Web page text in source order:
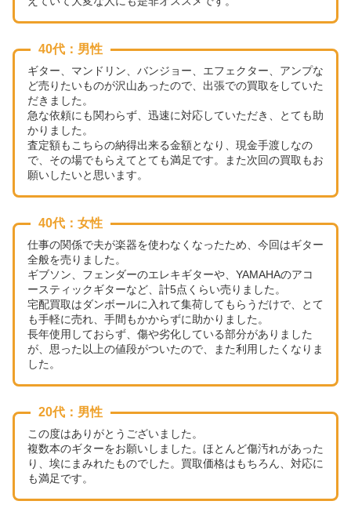
口コミ高評価！
お喜びの声、多数届いていま
す！
30代：男性
今回はアコギ２本、エレキ２本の買い取りで利用させていた
だきました。
他社の査定だと値段すら付けてもらえない商品もありました
が、納得出来る額になりました。
まとめて売れるので、引っ越しで様々な業者に買い取りを考
40代：男性
ギター、マンドリン、バンジョー、エフェクター、アンプな
ど売りたいものが沢山あったので、出張での買取をしていた
だきました。
急な依頼にも関わらず、迅速に対応していただき、とても助
かりました。
査定額もこちらの納得出来る金額となり、現金手渡しなの
で、その場でもらえてとても満足です。また次回の買取もお
願いしたいと思います。
40代：女性
仕事の関係で夫が楽器を使わなくなったため、今回はギター
全般を売りました。
ギブソン、フェンダーのエレキギターや、YAMAHAのアコ
ースティックギターなど、計5点くらい売りました。